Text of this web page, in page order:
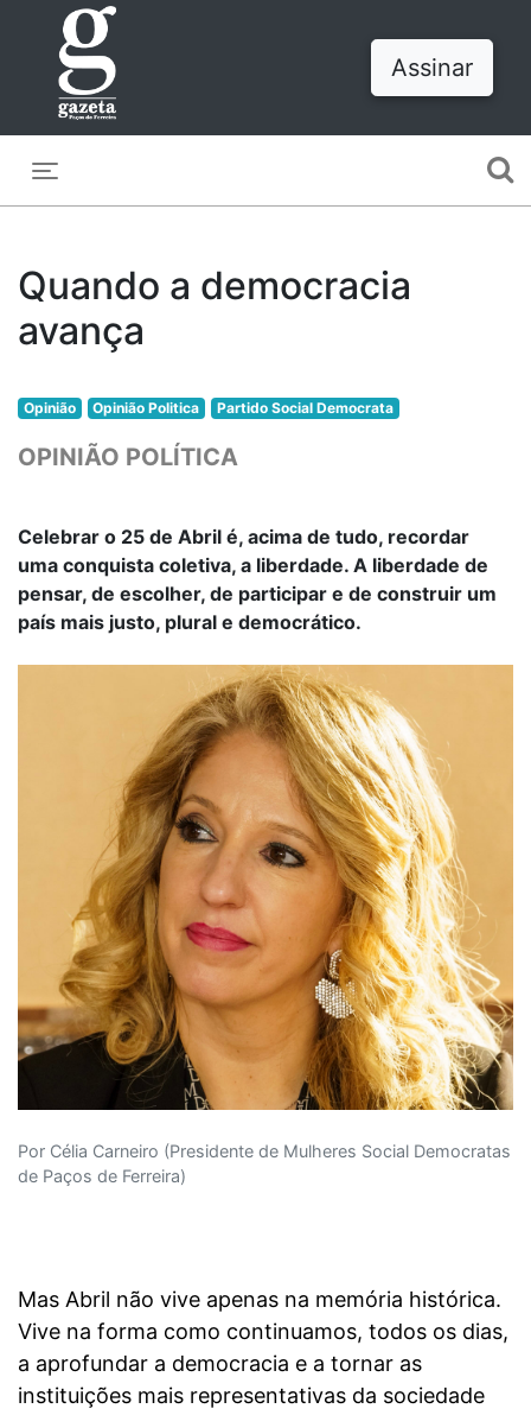
Assinar
Quando a democracia
avança
Opinião Opinião Politica Partido Social Democrata
OPINIÃO POLÍTICA
Celebrar o 25 de Abril é, acima de tudo, recordar
uma conquista coletiva, a liberdade. A liberdade de
pensar, de escolher, de participar e de construir um
país mais justo, plural e democrático.
Por Célia Carneiro (Presidente de Mulheres Social Democratas
de Paços de Ferreira)
Mas Abril não vive apenas na memória histórica.
Vive na forma como continuamos, todos os dias,
a aprofundar a democracia e a tornar as
instituições mais representativas da sociedade